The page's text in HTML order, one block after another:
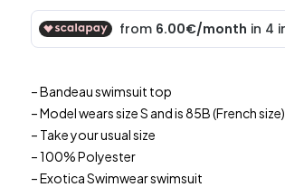
– Bandeau swimsuit top
– Model wears size S and is 85B (French size)
– Take your usual size
– 100% Polyester
– Exotica Swimwear swimsuit